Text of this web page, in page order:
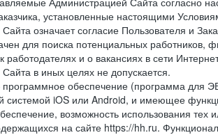
установленные настоящими
означает согласие Пользователя и
для поиска потенциальных
работодателях и о вакансиях в сети
в иных целях не допускается.
обеспечение (программа для
системой iOS или Android, и имеющее
возможность использования
на сайте https://hh.ru.